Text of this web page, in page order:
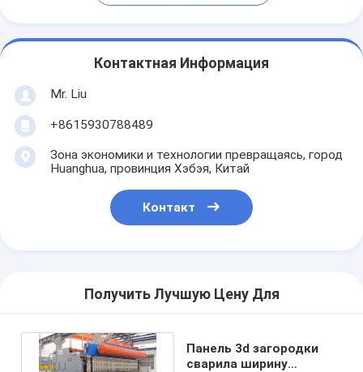
Контактная Информация
Mr. Liu
+8615930788489
Зона экономики и технологии превращаясь, город
Huanghua, провинция Хэбэя, Китай
Контакт
Получить Лучшую Цену Для
Панель 3d загородки
сварила ширину